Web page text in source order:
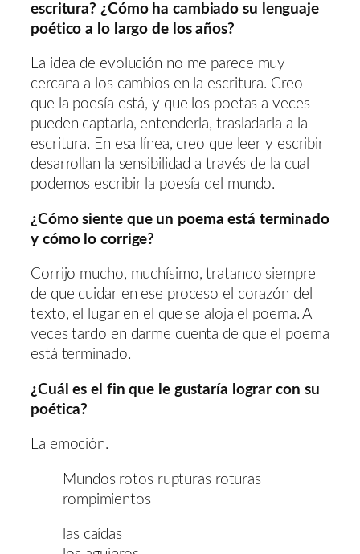
escritura? ¿Cómo ha cambiado su lenguaje
poético a lo largo de los años?
La idea de evolución no me parece muy
cercana a los cambios en la escritura. Creo
que la poesía está, y que los poetas a veces
pueden captarla, entenderla, trasladarla a la
escritura. En esa línea, creo que leer y escribir
desarrollan la sensibilidad a través de la cual
podemos escribir la poesía del mundo.
¿Cómo siente que un poema está terminado
y cómo lo corrige?
Corrijo mucho, muchísimo, tratando siempre
de que cuidar en ese proceso el corazón del
texto, el lugar en el que se aloja el poema. A
veces tardo en darme cuenta de que el poema
está terminado.
¿Cuál es el fin que le gustaría lograr con su
poética?
La emoción.
Mundos rotos rupturas roturas
rompimientos
las caídas